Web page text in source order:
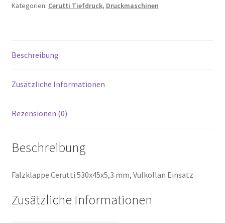
Kategorien: Cerutti Tiefdruck, Druckmaschinen
Beschreibung
Zusätzliche Informationen
Rezensionen (0)
Beschreibung
Falzklappe Cerutti 530x45x5,3 mm, Vulkollan Einsatz
Zusätzliche Informationen